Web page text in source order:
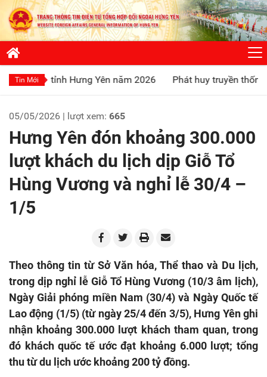
Tin Mới
Hưng Yên năm 2026 Phát huy truyền thống “Uống nước
05/05/2026 | lượt xem: 665
Hưng Yên đón khoảng 300.000
lượt khách du lịch dịp Giỗ Tổ
Hùng Vương và nghỉ lễ 30/4 –
1/5
Theo thông tin từ Sở Văn hóa, Thể thao và Du lịch,
trong dịp nghỉ lễ Giỗ Tổ Hùng Vương (10/3 âm lịch),
Ngày Giải phóng miền Nam (30/4) và Ngày Quốc tế
Lao động (1/5) (từ ngày 25/4 đến 3/5), Hưng Yên ghi
nhận khoảng 300.000 lượt khách tham quan, trong
đó khách quốc tế ước đạt khoảng 6.000 lượt; tổng
thu từ du lịch ước khoảng 200 tỷ đồng.